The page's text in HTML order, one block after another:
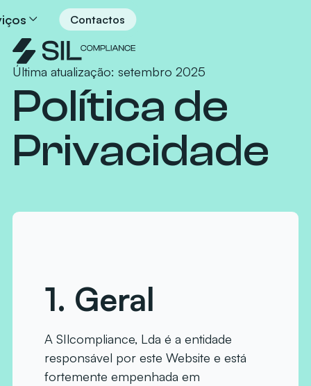
Contactos
Última atualização: setembro 2025
Política de
Privacidade
1. Geral
A SIlcompliance, Lda é a entidade
responsável por este Website e está
fortemente empenhada em